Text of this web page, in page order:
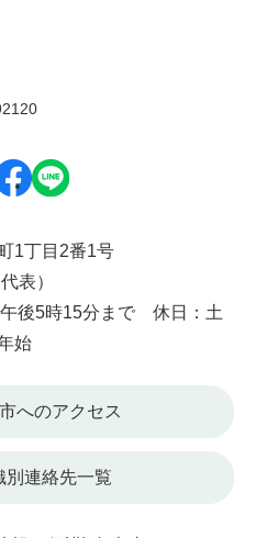
1丁目2番1号
表）
後5時15分まで 休日：土
始
へのアクセス
別連絡先一覧